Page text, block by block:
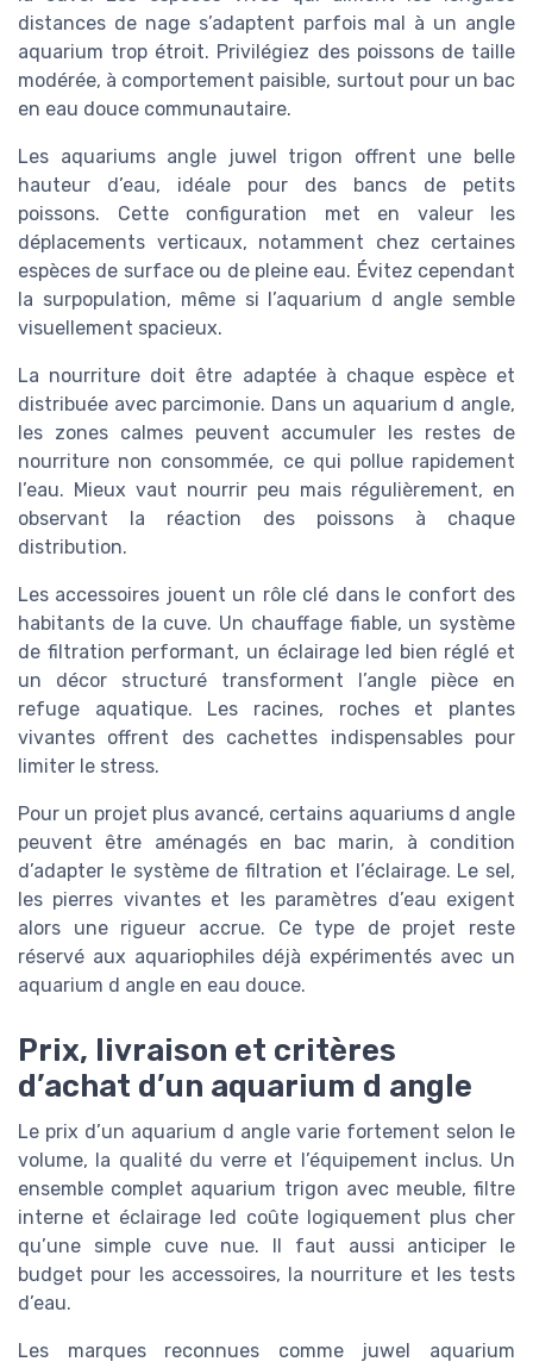
distances de nage s’adaptent parfois mal à un angle
aquarium trop étroit. Privilégiez des poissons de taille
modérée, à comportement paisible, surtout pour un bac
en eau douce communautaire.
Les aquariums angle juwel trigon offrent une belle
hauteur d’eau, idéale pour des bancs de petits
poissons. Cette configuration met en valeur les
déplacements verticaux, notamment chez certaines
espèces de surface ou de pleine eau. Évitez cependant
la surpopulation, même si l’aquarium d angle semble
visuellement spacieux.
La nourriture doit être adaptée à chaque espèce et
distribuée avec parcimonie. Dans un aquarium d angle,
les zones calmes peuvent accumuler les restes de
nourriture non consommée, ce qui pollue rapidement
l’eau. Mieux vaut nourrir peu mais régulièrement, en
observant la réaction des poissons à chaque
distribution.
Les accessoires jouent un rôle clé dans le confort des
habitants de la cuve. Un chauffage fiable, un système
de filtration performant, un éclairage led bien réglé et
un décor structuré transforment l’angle pièce en
refuge aquatique. Les racines, roches et plantes
vivantes offrent des cachettes indispensables pour
limiter le stress.
Pour un projet plus avancé, certains aquariums d angle
peuvent être aménagés en bac marin, à condition
d’adapter le système de filtration et l’éclairage. Le sel,
les pierres vivantes et les paramètres d’eau exigent
alors une rigueur accrue. Ce type de projet reste
réservé aux aquariophiles déjà expérimentés avec un
aquarium d angle en eau douce.
Prix, livraison et critères
d’achat d’un aquarium d angle
Le prix d’un aquarium d angle varie fortement selon le
volume, la qualité du verre et l’équipement inclus. Un
ensemble complet aquarium trigon avec meuble, filtre
interne et éclairage led coûte logiquement plus cher
qu’une simple cuve nue. Il faut aussi anticiper le
budget pour les accessoires, la nourriture et les tests
d’eau.
Les marques reconnues comme juwel aquarium